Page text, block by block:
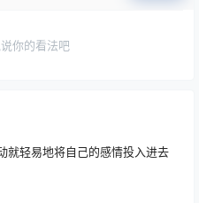
你的看法吧
就轻易地将自己的感情投入进去